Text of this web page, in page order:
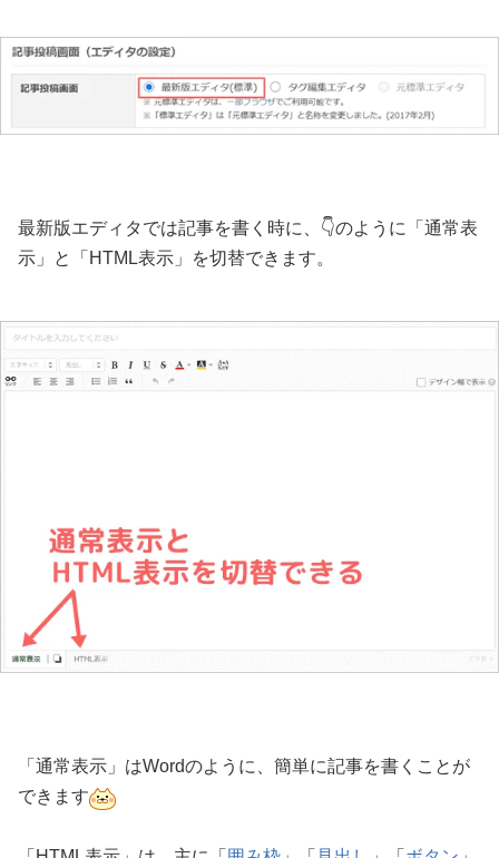
最新版エディタでは記事を書く時に、👇のように「通常表
示」と「HTML表示」を切替できます。
「通常表示」はWordのように、簡単に記事を書くことが
できます